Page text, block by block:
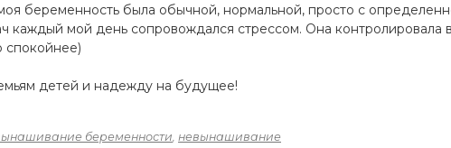
беременность была обычной, нормальной, просто с
каждый мой день сопровождался стрессом. Она контролировала
спокойнее)
детей и надежду на будущее!
беременности, невынашивание